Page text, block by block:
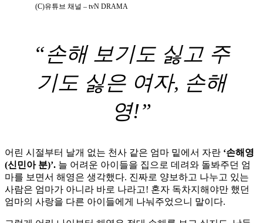
(C)유튜브 채널 – tvN DRAMA
“손해 보기도 싫고 주
기도 싫은 여자, 손해
영!”
어린 시절부터 날개 없는 천사 같은 엄마 밑에서 자란 ‘손해영
(신민아 분)’. 늘 어려운 아이들을 집으로 데려와 돌봐주던 엄
마를 보면서 해영은 생각했다. 진짜로 양보하고 나누고 있는
사람은 엄마가 아니라 바로 나라고! 혼자 독차지해야만 했던
엄마의 사랑을 다른 아이들에게 나눠주었으니 말이다.